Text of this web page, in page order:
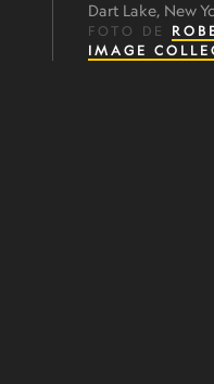
Dart Lake, New
FOTO DE
IMAGE